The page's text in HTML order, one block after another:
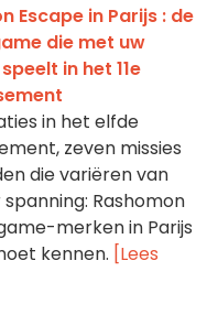
Escape in Parijs : de
die met uw
in het 11e
in het elfde
zeven missies
die variëren van
Rashomon
merken in Parijs
kennen. [Lees